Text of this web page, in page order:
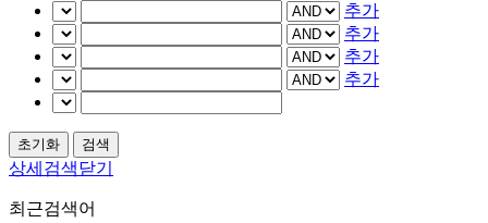
추가
추가
추가
추가
상세검색닫기
최근검색어